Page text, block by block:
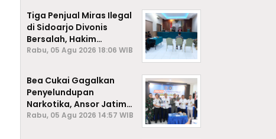
Tiga Penjual Miras Ilegal
di Sidoarjo Divonis
Bersalah, Hakim
Jatuhkan Denda hingga
Rabu, 05 Agu 2026 18:06 WIB
Bea Cukai Gagalkan
Penyelundupan
Narkotika, Ansor Jatim
Negara Tak Kalah dari
Rabu, 05 Agu 2026 14:57 WIB